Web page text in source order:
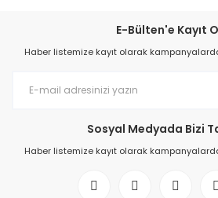
E-Bülten'e Kayıt
Haber listemize kayıt olarak
Sosyal Medyada Bizi
Haber listemize kayıt olarak